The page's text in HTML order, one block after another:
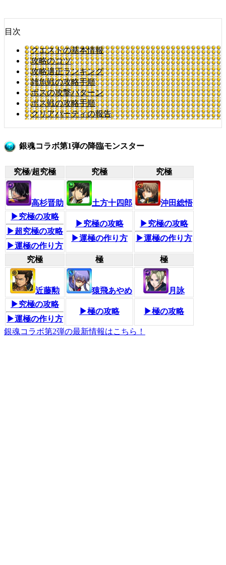
目次
クエストの基本情報
攻略のコツ
攻略適正ランキング
雑魚戦の攻略手順
ボスの攻撃パターン
ボス戦の攻略手順
クリアパーティの報告
銀魂コラボ第1弾の降臨モンスター
究極/超究極 究極 究極
高杉晋助 土方十四郎
沖田総悟
▶究極の攻略
▶超究極の攻略
▶運極の作り方
▶究極の攻略
▶運極の作り方
▶究極の攻略
▶運極の作り方
究極 極 極
近藤勲 猿飛あやめ
月詠
▶究極の攻略
▶運極の作り方
▶極の攻略 ▶極の攻略
銀魂コラボ第2弾の最新情報はこちら！